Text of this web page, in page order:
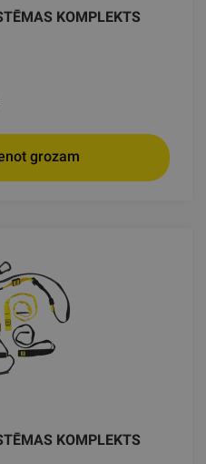
KOMPLEKTS
grozam
KOMPLEKTS